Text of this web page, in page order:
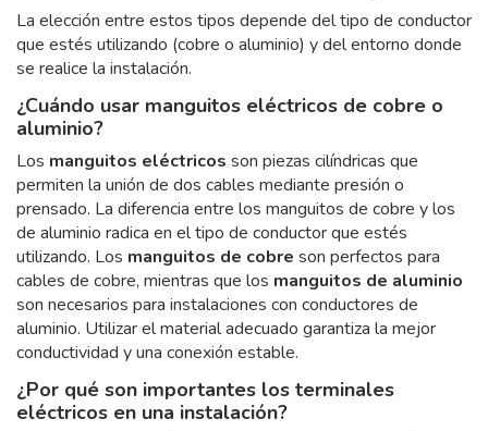
La elección entre estos tipos depende del tipo de conductor
que estés utilizando (cobre o aluminio) y del entorno donde
se realice la instalación.
¿Cuándo usar manguitos eléctricos de cobre o
aluminio?
Los manguitos eléctricos son piezas cilíndricas que
permiten la unión de dos cables mediante presión o
prensado. La diferencia entre los manguitos de cobre y los
de aluminio radica en el tipo de conductor que estés
utilizando. Los manguitos de cobre son perfectos para
cables de cobre, mientras que los manguitos de aluminio
son necesarios para instalaciones con conductores de
aluminio. Utilizar el material adecuado garantiza la mejor
conductividad y una conexión estable.
¿Por qué son importantes los terminales
eléctricos en una instalación?